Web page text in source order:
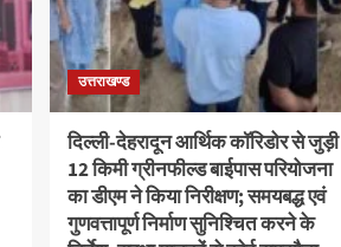
उत्तराखण्ड
दिल्ली-देहरादून आर्थिक कॉरिडोर से जुड़ी
12 किमी ग्रीनफील्ड बाईपास परियोजना
का डीएम ने किया निरीक्षण; समयबद्ध एवं
गुणवत्तापूर्ण निर्माण सुनिश्चित करने के